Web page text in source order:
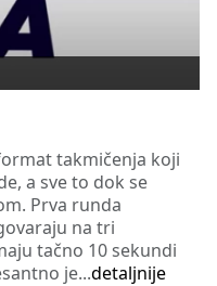
takmičenja koji
a sve to dok se
Prva runda
na tri
tačno 10 sekundi
je...detaljnije